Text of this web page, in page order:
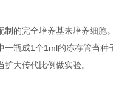
的完全培养基来培养细胞
瓶成1个1ml的冻存管当种
大传代比例做实验。